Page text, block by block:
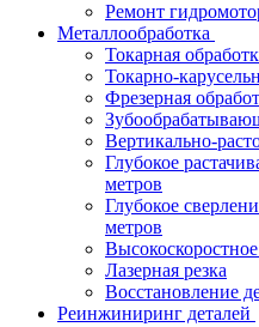
Ремонт
Металлообработка
Токарная
Токарно-
Фрезерная
Вертикально-
Глубокое
метров
Глубокое
метров
Лазерная резка
Восстановление
Реинжиниринг деталей